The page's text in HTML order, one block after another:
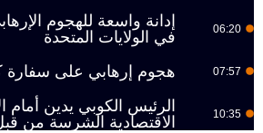
06:20
إدانة واسعة للهجوم
في الولايات المتحدة
07:57 هجوم إرهابي على سفارة
10:35
الرئيس الكوبي يدين أمام
الاقتصادية الشرسة من